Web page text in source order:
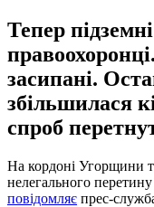
Тепер
засипані.
збільшилася
спроб
На кордоні Угорщини
нелегального
повідомляє прес-